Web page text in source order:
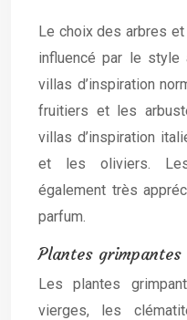
Le choix des arbres
influencé par le style
villas d’inspiration
fruitiers et les
villas d’inspiration
et les oliviers.
également très
parfum.
Plantes grimpantes
Les plantes
vierges, les